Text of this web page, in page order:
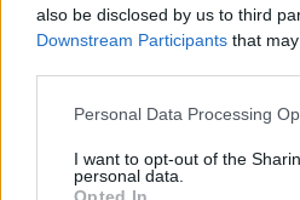
also be disclosed by us to third
Downstream Participants that
Personal Data Processing
I want to opt-out of the
personal data.